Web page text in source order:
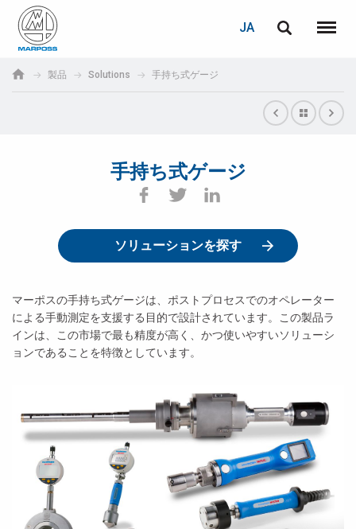
S.p.A.
JA
メニ
製品 Solutions 手持ち式ゲージ
手持ち式ゲージ
ソリューションを探す
マーポスの手持ち式ゲージは、ポストプロセスでのオペレーター
による手動測定を支援する目的で設計されています。この製品ラ
インは、この市場で最も精度が高く、かつ使いやすいソリューシ
ョンであることを特徴としています。
Deutsch
Español
中文 (Chinese)
한국어 (Korean)
ログイン
パスワード
未登録の場合、無料でご登録いただけます。
こちらをクリック